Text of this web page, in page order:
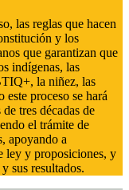
las reglas que hacen
y los
que garantizan que
indígenas, las
la niñez, las
proceso se hará
tres décadas de
el trámite de
apoyando a
ley y proposiciones, y
sus resultados.